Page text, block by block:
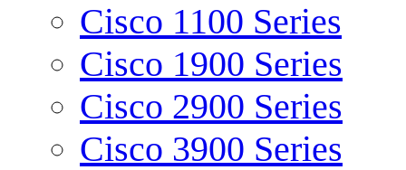
Cisco 1100 Series
Cisco 1900 Series
Cisco 2900 Series
Cisco 3900 Series